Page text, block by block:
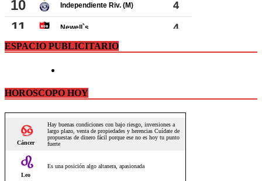
ESPACIO PUBLICITARIO
HOROSCOPO HOY